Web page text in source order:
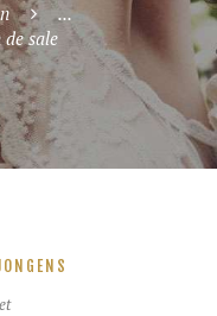
...
de sale